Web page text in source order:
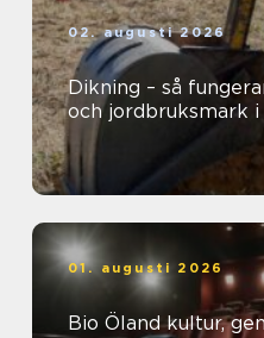
02. augusti 2026
Dikning – så
och jordbruksmark
01. augusti 2026
Bio Öland kultur, gemenskap och film